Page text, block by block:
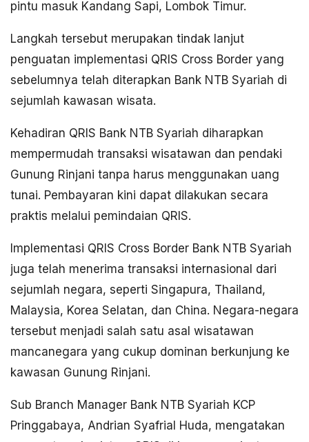
pintu masuk Kandang Sapi, Lombok Timur.
Langkah tersebut merupakan tindak lanjut
penguatan implementasi QRIS Cross Border yang
sebelumnya telah diterapkan Bank NTB Syariah di
sejumlah kawasan wisata.
Kehadiran QRIS Bank NTB Syariah diharapkan
mempermudah transaksi wisatawan dan pendaki
Gunung Rinjani tanpa harus menggunakan uang
tunai. Pembayaran kini dapat dilakukan secara
praktis melalui pemindaian QRIS.
Implementasi QRIS Cross Border Bank NTB Syariah
juga telah menerima transaksi internasional dari
sejumlah negara, seperti Singapura, Thailand,
Malaysia, Korea Selatan, dan China. Negara-negara
tersebut menjadi salah satu asal wisatawan
mancanegara yang cukup dominan berkunjung ke
kawasan Gunung Rinjani.
Sub Branch Manager Bank NTB Syariah KCP
Pringgabaya, Andrian Syafrial Huda, mengatakan